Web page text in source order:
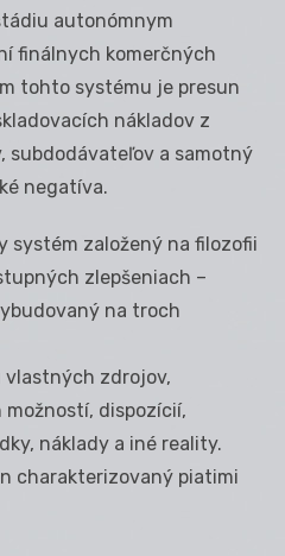
autonómnym
finálnych komerčných
tohto systému je presun
nákladov z
subdodávateľov a samotný
negatíva.
systém založený na filozofii
zlepšeniach –
na troch
vlastných zdrojov,
dispozícií,
náklady a iné reality.
charakterizovaný piatimi